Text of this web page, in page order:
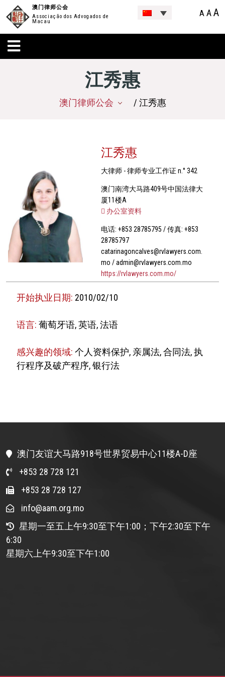
澳门律师公会
Associação dos Advogados de
Macau
A AA
江秀惠
澳门律师公会 / 江秀惠
江秀惠
大律师 - 律师专业工作证 n.° 342
澳门南湾大马路409号中国法律大
厦11楼A
办公室资料
电话: +853 28785795 / 传真: +853
28785797
catarinagoncalves@rvlawyers.com.
mo / admin@rvlawyers.com.mo
https://rvlawyers.com.mo/
开始执业日期: 2010/02/10
语言:葡萄牙语, 英语, 法语
感兴趣的领域:个人资料保护, 亲属法, 合同法, 执
行程序及破产程序, 银行法
澳门友谊大马路918号世界贸易中心11楼A-D座
+853 28 728 121
+853 28 728 127
info@aam.org.mo
星期一至五上午9:30至下午1:00；下午2:30至下午
6:30
星期六上午9:30至下午1:00